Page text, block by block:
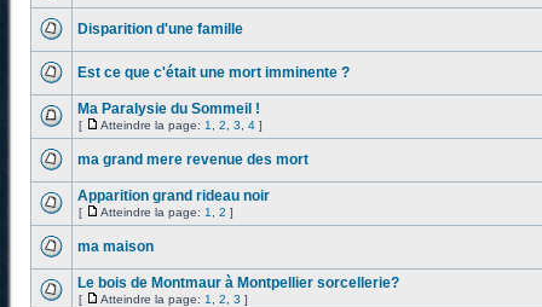
Disparition d'une famille
Est ce que c'était une mort imminente ?
Ma Paralysie du Sommeil !
[ Atteindre la page: 1 2 3 4 ]
ma grand mere revenue des mort
Apparition grand rideau noir
[ Atteindre la page: 1 2 ]
ma maison
Le bois de Montmaur à Montpellier sorcellerie?
[ Atteindre la page: 1 2 3 ]